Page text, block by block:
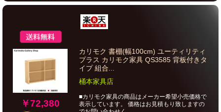
￥72,380
カリモク 書棚(幅100cm) ユーティリティ
プラス カリモク家具 QS3585 背板付きタ
イプ 組合...
桶本家具店
■カリモク家具の商品はメーカー希望小売価格で
表示しています。 価格はお見積もり致しますの